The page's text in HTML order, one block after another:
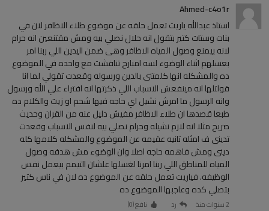
Ahmed-c4o1r
استاذ عبدالله ياريت تعمل حلقه عن موضوع طلاء الاظافر لان في
بنات وستات كتير بتقول انه حلال نصلي بيه ومش مقتنعين انه حرام
لانه بيمنع وصول المياه الاظافر وهى ضمن اليدين اللي ربنا امر
بعسلهم اثناء الوضوء لسه امبارح تناقشت مع واحده في الموضوع
ده والمشكله انها كلمتنى بالدين ورسوله وقعدت تقولي لما انا
قولتلها انه مينفعش الاسباب اللي ذكرتها انه افتراء علي الله ورسول
وانه الرسول ما امرش نشيل اي حاجه فيها شحم او زيت والكلام ده
طبعا قصدها ان طلاء الاظافر مفيش دليل عنه من القران وحديث
صريح مثلا انه لازم نشيله وحرام نصلي بيه لنفس الاسباب وقعدت
تدينى ف امثله تانيه عقيمه عن الموضوع والمشكله كلامها كله
دينى ومش فاهمه حاجه اصلا وان الوضوء مش هدفه وصول
المياه للمناطق اللي ربنا امرنا لغسلها علشان التيمم بيعمل نفس
الوظيفه. فياريت تعمل حلقه عن الموضوع ده لان في ناس كتير
بتصلي كده وعاجبها الموضوع ده
2 سنوات منذ رد نافع (0
)